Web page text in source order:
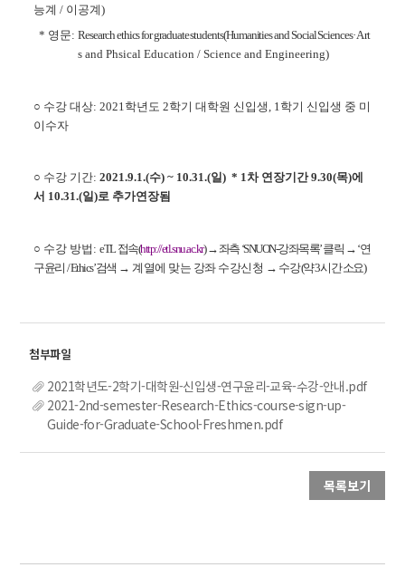
능계 / 이공계)
* 영문:Research ethics for graduate students(Humanities and Social Sciences·Art
sand Phsical Education / Science and Engineering)
○ 수강 대상: 2021학년도 2학기 대학원 신입생, 1학기 신입생 중 미
이수자
○ 수강 기간:2021.9.1.(수) ~ 10.31.(일) * 1차 연장기간 9.30(목)에
서 10.31.(일)로 추가연장됨
○ 수강 방법:eTL 접속(http://etl.snu.ac.kr) → 좌측 ‘SNUON-강좌목록’ 클릭 → ‘연
구윤리 / Ethics’ 검색 → 계열에 맞는 강좌수강신청 → 수강 (약 3시간 소요)
2021학년도-2학기-대학원-신입생-연구윤리-교육-수강-안내.pdf
2021-2nd-semester-Research-Ethics-course-sign-up-
Guide-for-Graduate-School-Freshmen.pdf
목록보기